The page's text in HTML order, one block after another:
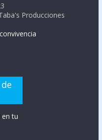
Producciones
en tu